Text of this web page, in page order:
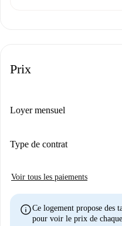
Prix
Loyer mensuel
Type de contrat
Voir tous les paiements
infoCe logement propose des
pour voir le prix de